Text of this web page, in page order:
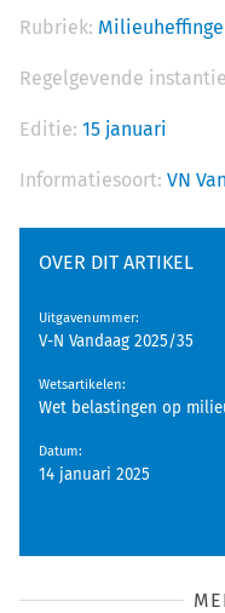
Rubriek:
Regelgevende
Editie: 15 januari
Informatiesoort: VN
OVER DIT ARTIKEL
Uitgavenummer:
V-N Vandaag 2025/35
Wetsartikelen:
Wet belastingen op
Datum:
14 januari 2025